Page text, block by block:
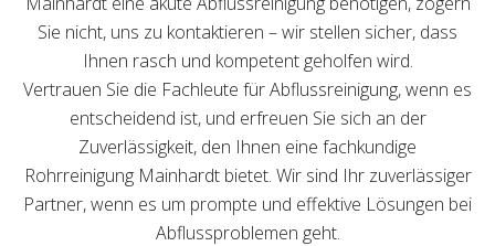
Sie nicht, uns zu kontaktieren – wir stellen sicher, dass
Ihnen rasch und kompetent geholfen wird.
Vertrauen Sie die Fachleute für Abflussreinigung, wenn es
entscheidend ist, und erfreuen Sie sich an der
Zuverlässigkeit, den Ihnen eine fachkundige
Rohrreinigung Mainhardt bietet. Wir sind Ihr zuverlässiger
Partner, wenn es um prompte und effektive Lösungen bei
Abflussproblemen geht.